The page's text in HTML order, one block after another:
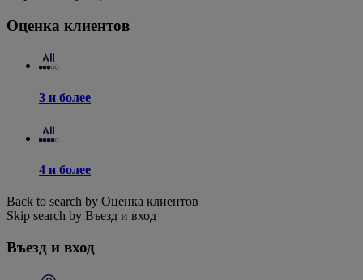
Оценка клиентов
3 и более
4 и более
Back to search by Оценка клиентов
Skip search by Въезд и вход
Въезд и вход